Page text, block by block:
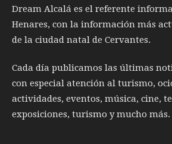
Dream Alcalá es el referente
Henares, con la información más
de la ciudad natal de Cervantes.
Cada día publicamos las últimas
con especial atención al turismo,
actividades, eventos, música, cine,
exposiciones, turismo y mucho más.